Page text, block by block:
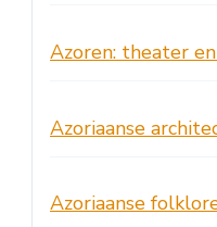
Azoren: theater
Azoriaanse
Azoriaanse